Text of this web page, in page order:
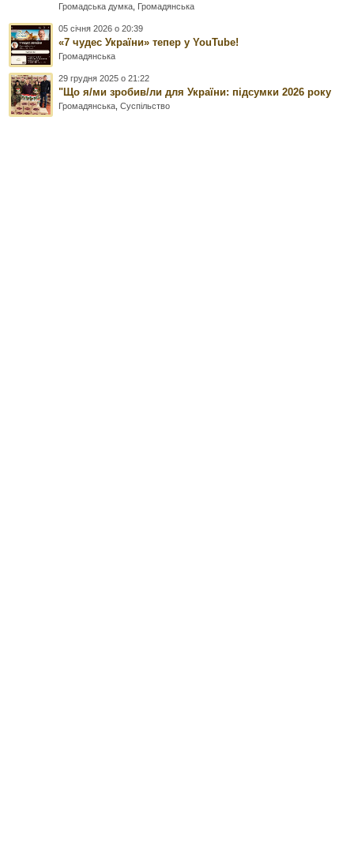
Громадська думка Громадянська
05 січня 2026 о 20:39
«7 чудес України» тепер у YouTube!
Громадянська
29 грудня 2025 о 21:22
"Що я/ми зробив/ли для України: підсумки 2026 року
Громадянська ,Суспільство